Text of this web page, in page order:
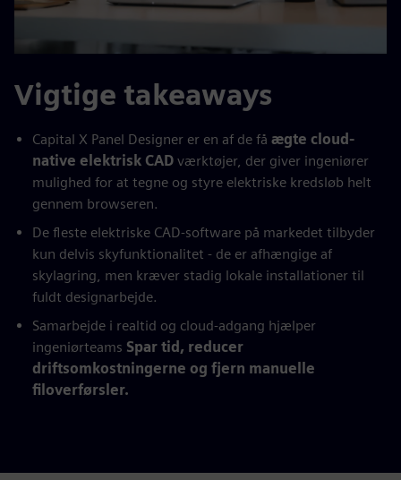
Vigtige takeaways
Capital X Panel Designer er en af de få ægte cloud-
native elektrisk CAD værktøjer, der giver ingeniører
mulighed for at tegne og styre elektriske kredsløb helt
gennem browseren.
De fleste elektriske CAD-software på markedet tilbyder
kun delvis skyfunktionalitet - de er afhængige af
skylagring, men kræver stadig lokale installationer til
fuldt designarbejde.
Samarbejde i realtid og cloud-adgang hjælper
ingeniørteams Spar tid, reducer
driftsomkostningerne og fjern manuelle
filoverførsler.